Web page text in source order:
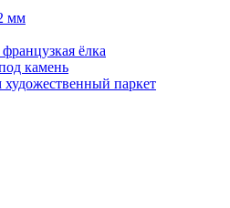
мм
ёлка
камень
паркет